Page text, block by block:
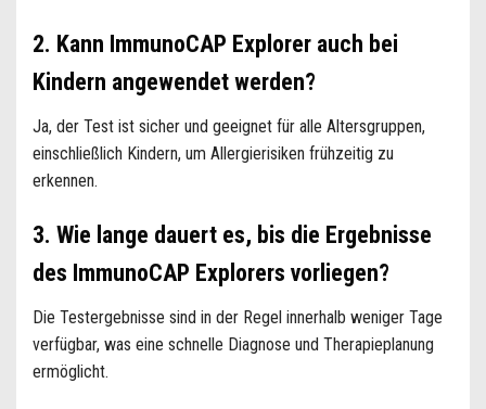
2. Kann ImmunoCAP Explorer auch bei
Kindern angewendet werden?
Ja, der Test ist sicher und geeignet für alle Altersgruppen,
einschließlich Kindern, um Allergierisiken frühzeitig zu
erkennen.
3. Wie lange dauert es, bis die Ergebnisse
des ImmunoCAP Explorers vorliegen?
Die Testergebnisse sind in der Regel innerhalb weniger Tage
verfügbar, was eine schnelle Diagnose und Therapieplanung
ermöglicht.